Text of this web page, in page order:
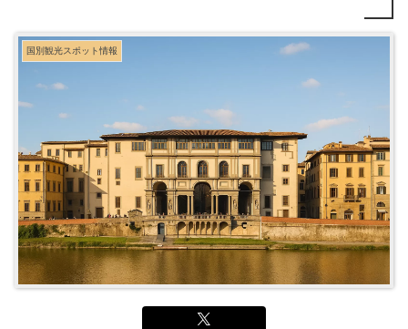
国別観光スポット情報